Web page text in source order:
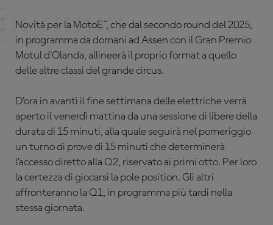
Novità per la MotoE™, che dal secondo round del 2025,
in programma da domani ad Assen con il Gran Premio
Motul d’Olanda, allineerà il proprio format a quello
delle altre classi del grande circus.
D’ora in avanti il fine settimana delle elettriche verrà
aperto il venerdì mattina da una sessione di libere della
durata di 15 minuti, alla quale seguirà nel pomeriggio
un turno di prove di 15 minuti che determinerà
l’accesso diretto alla Q2, riservato ai primi otto. Per loro
la certezza di giocarsi la pole position. Gli altri
affronteranno la Q1, in programma più tardi nella
stessa giornata.